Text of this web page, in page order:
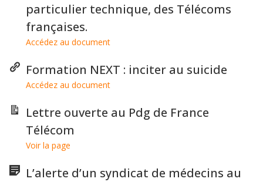
particulier technique, des Télécoms
françaises.
Accédez au document
Formation NEXT : inciter au suicide
Accédez au document
Lettre ouverte au Pdg de France
Télécom
Voir la page
L’alerte d’un syndicat de médecins au